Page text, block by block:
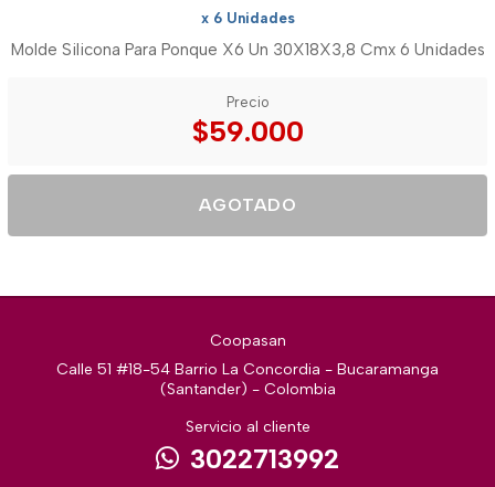
x 6 Unidades
Molde Silicona Para Ponque X6 Un 30X18X3,8 Cmx 6 Unidades
Precio
$59.000
AGOTADO
Coopasan
Calle 51 #18-54 Barrio La Concordia - Bucaramanga
(Santander) - Colombia
Servicio al cliente
3022713992